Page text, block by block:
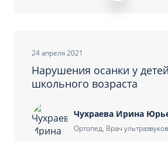
24 апреля 2021
Нарушения осанки у детей
школьного возраста
Чухраева Ирина
Ортопед, Врач